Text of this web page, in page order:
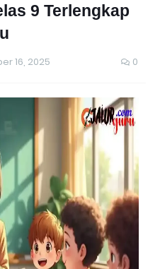
9 Terlengkap
16, 2025 0